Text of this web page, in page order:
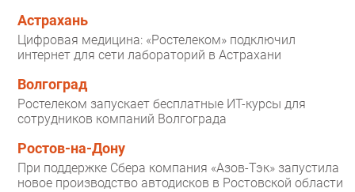
Астрахань
Цифровая медицина: «Ростелеком» подключил
интернет для сети лабораторий в Астрахани
Волгоград
Ростелеком запускает бесплатные ИТ-курсы для
сотрудников компаний Волгограда
Ростов-на-Дону
При поддержке Сбера компания «Азов-Тэк» запустила
новое производство автодисков в Ростовской области